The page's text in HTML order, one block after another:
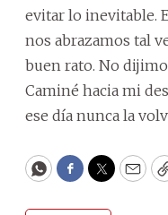
evitar lo inevitable.
nos abrazamos tal
buen rato. No
Caminé hacia mi
ese día nunca la
WhatsApp
Facebook
Twitter